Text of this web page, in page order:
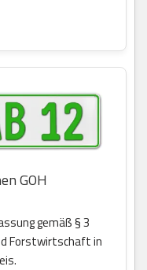
GOH
gemäß § 3
Forstwirtschaft in